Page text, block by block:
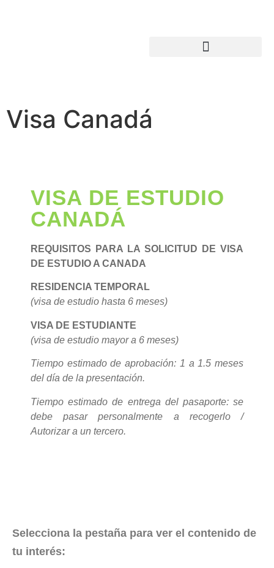
Visa Canadá
VISA DE ESTUDIO
CANADÁ
REQUISITOS PARA LA SOLICITUD DE VISA
DE ESTUDIO A CANADA
RESIDENCIA TEMPORAL
(visa de estudio hasta 6 meses)
VISA DE ESTUDIANTE
(visa de estudio mayor a 6 meses)
Tiempo estimado de aprobación: 1 a 1.5 meses
del día de la presentación.
Tiempo estimado de entrega del pasaporte: se
debe pasar personalmente a recogerlo /
Autorizar a un tercero.
Selecciona la pestaña para ver el contenido de
tu interés: